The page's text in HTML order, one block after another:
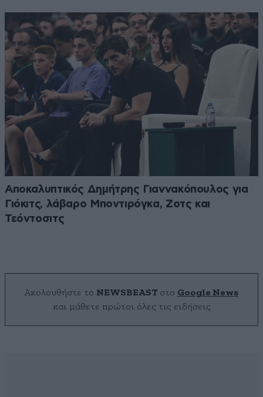
Αποκαλυπτικός Δημήτρης Γιαννακόπουλος για
Γιόκιτς, λάβαρο Μποντιρόγκα, Ζοτς και
Τεόντοσιτς
Ακολουθήστε το NEWSBEAST στο Google News
και μάθετε πρώτοι όλες τις ειδήσεις